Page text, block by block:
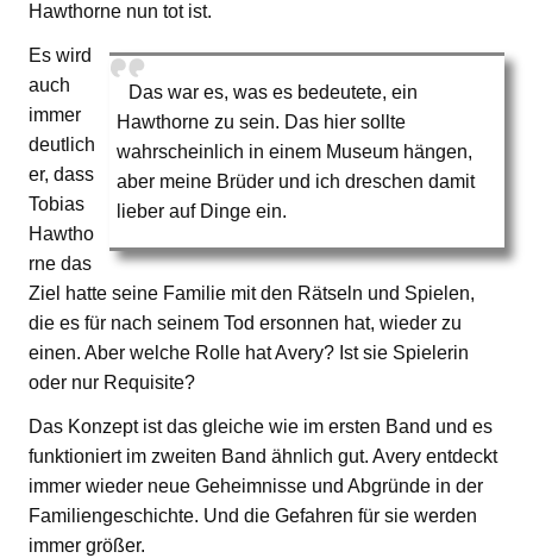
Hawthorne nun tot ist.
Das war es, was es bedeutete, ein
Hawthorne zu sein. Das hier sollte
wahrscheinlich in einem Museum hängen,
aber meine Brüder und ich dreschen damit
lieber auf Dinge ein.
Es wird
auch
immer
deutlich
er, dass
Tobias
Hawtho
rne das
Ziel hatte seine Familie mit den Rätseln und Spielen,
die es für nach seinem Tod ersonnen hat, wieder zu
einen. Aber welche Rolle hat Avery? Ist sie Spielerin
oder nur Requisite?
Das Konzept ist das gleiche wie im ersten Band und es
funktioniert im zweiten Band ähnlich gut. Avery entdeckt
immer wieder neue Geheimnisse und Abgründe in der
Familiengeschichte. Und die Gefahren für sie werden
immer größer.